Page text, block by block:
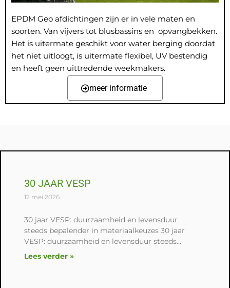
EPDM Geo afdichtingen zijn er in vele maten en
soorten. Van vijvers tot blusbassins en opvangbekken.
Het is uitermate geschikt voor water berging doordat
het niet uitloogt, is uitermate flexibel, UV bestendig
en heeft geen uittredende weekmakers.
meer informatie
30 JAAR VESP
12 mei 2026
30 jaar VESP: duurzaamheid en levensduur
steeds bepalender in materiaalkeuzes 30 jaar
VESP: duurzaamheid en levensduur steeds
bepalender in materiaalkeuzes Ter gelegenheid
Lees verder »